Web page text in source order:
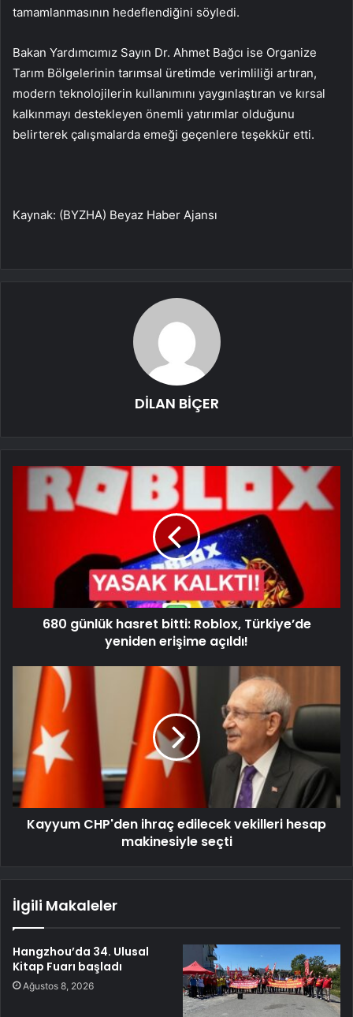
tamamlanmasının hedeflendiğini söyledi.
Bakan Yardımcımız Sayın Dr. Ahmet Bağcı ise Organize
Tarım Bölgelerinin tarımsal üretimde verimliliği artıran,
modern teknolojilerin kullanımını yaygınlaştıran ve kırsal
kalkınmayı destekleyen önemli yatırımlar olduğunu
belirterek çalışmalarda emeği geçenlere teşekkür etti.
Kaynak: (BYZHA) Beyaz Haber Ajansı
DİLAN BİÇER
680 günlük hasret bitti: Roblox, Türkiye’de
yeniden erişime açıldı!
Kayyum CHP'den ihraç edilecek vekilleri hesap
makinesiyle seçti
İlgili Makaleler
Hangzhou’da 34. Ulusal
Kitap Fuarı başladı
Ağustos 8, 2026